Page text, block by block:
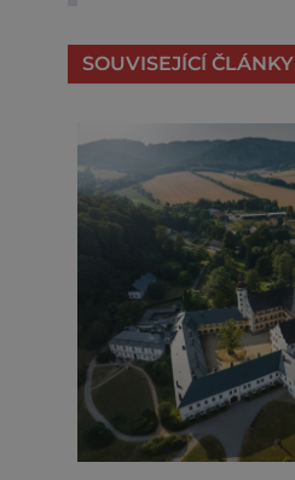
SOUVISEJÍCÍ ČLÁNKY